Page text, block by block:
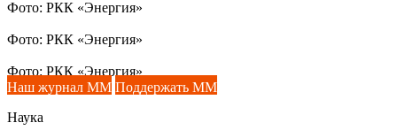
Фото: РКК «Энергия»
Фото: РКК «Энергия»
Фото: РКК «Энергия»
Наш журнал ММ Поддержать ММ
Наука